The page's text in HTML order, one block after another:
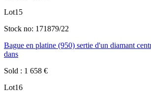
Lot15
Stock no: 171879/22
Bague en platine (950) sertie d'un diamant
dans
Sold : 1 658 €
Lot16